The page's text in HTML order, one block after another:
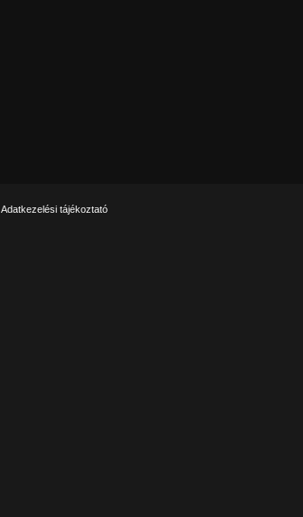
Adatkezelési tájékoztató